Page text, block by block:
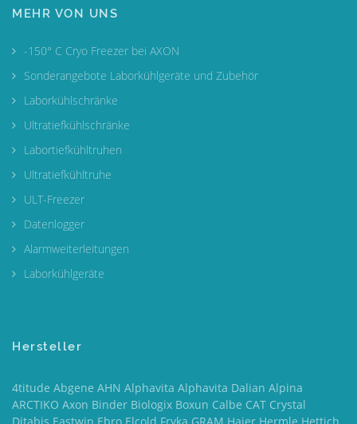
MEHR VON UNS
-150° C Cryo Freezer bei AXON
Sonderangebote Laborkühlgeräte und Zubehör
Laborkühlschränke
Ultratiefkühlschränke
Labortiefkühltruhen
Ultratiefkühltruhe
ULT-Freezer
Datenlogger
Alarmweiterleitungen
Laborkühlgeräte
Hersteller
4titude Abgene AHN Alphavita Alphavita Dalian Alpina
ARCTIKO Axon Binder Biologix Boxun Calbe CAT Crystal